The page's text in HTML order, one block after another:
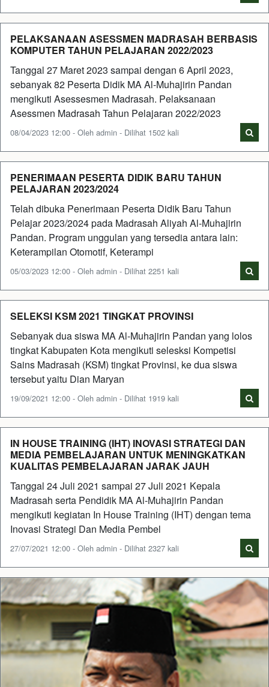
PELAKSANAAN ASESSMEN MADRASAH BERBASIS
KOMPUTER TAHUN PELAJARAN 2022/2023
Tanggal 27 Maret 2023 sampai dengan 6 April 2023,
sebanyak 82 Peserta Didik MA Al-Muhajirin Pandan
mengikuti Asessesmen Madrasah. Pelaksanaan
Asessmen Madrasah Tahun Pelajaran 2022/2023
08/04/2023 12:00 - Oleh admin - Dilihat 1502 kali
PENERIMAAN PESERTA DIDIK BARU TAHUN
PELAJARAN 2023/2024
Telah dibuka Penerimaan Peserta Didik Baru Tahun
Pelajar 2023/2024 pada Madrasah Aliyah Al-Muhajirin
Pandan. Program unggulan yang tersedia antara lain:
Keterampilan Otomotif, Keterampi
05/03/2023 12:00 - Oleh admin - Dilihat 2251 kali
SELEKSI KSM 2021 TINGKAT PROVINSI
Sebanyak dua siswa MA Al-Muhajirin Pandan yang lolos
tingkat Kabupaten Kota mengikuti selesksi Kompetisi
Sains Madrasah (KSM) tingkat Provinsi, ke dua siswa
tersebut yaitu Dian Maryan
19/09/2021 12:00 - Oleh admin - Dilihat 1919 kali
IN HOUSE TRAINING (IHT) INOVASI STRATEGI DAN
MEDIA PEMBELAJARAN UNTUK MENINGKATKAN
KUALITAS PEMBELAJARAN JARAK JAUH
Tanggal 24 Juli 2021 sampai 27 Juli 2021 Kepala
Madrasah serta Pendidik MA Al-Muhajirin Pandan
mengikuti kegiatan In House Training (IHT) dengan tema
Inovasi Strategi Dan Media Pembel
27/07/2021 12:00 - Oleh admin - Dilihat 2327 kali